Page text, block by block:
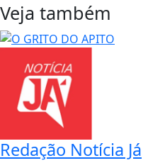
Veja também
Redação Notícia Já